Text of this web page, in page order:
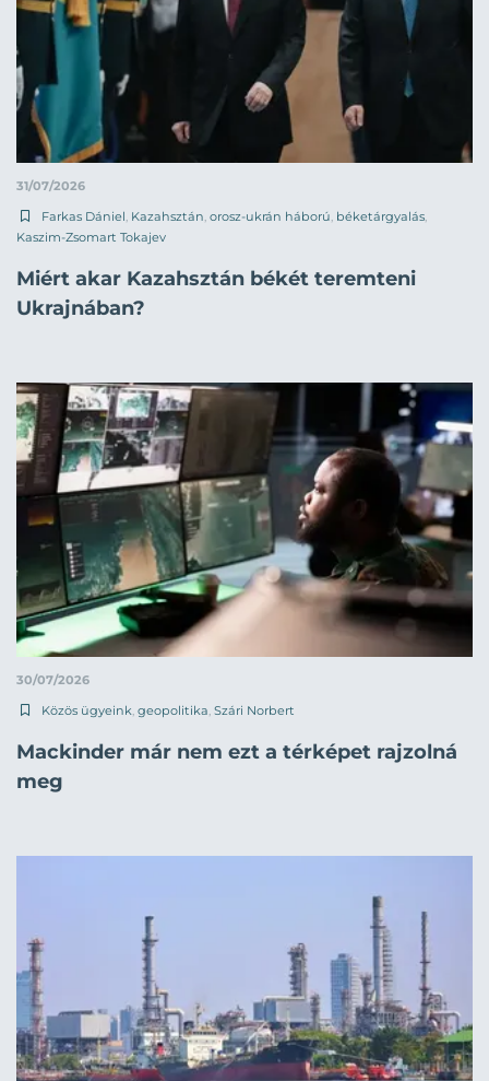
31/07/2026
Farkas Dániel, Kazahsztán, orosz-ukrán háború, béketárgyalás,
Kaszim-Zsomart Tokajev
Miért akar Kazahsztán békét teremteni
Ukrajnában?
30/07/2026
Közös ügyeink, geopolitika, Szári Norbert
Mackinder már nem ezt a térképet rajzolná
meg